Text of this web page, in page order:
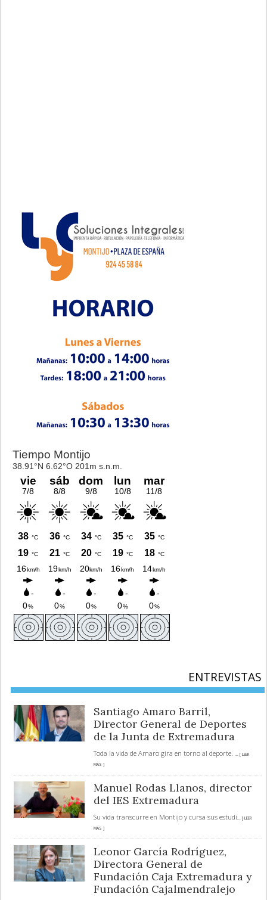
ENTREVISTAS
Santiago Amaro Barril,
Director General de Deportes
de la Junta de Extremadura
Toda la vida de Amaro gira en torno al deporte.
... [ LEER
MÁS ]
Manuel Rodas Llanos, director
del IES Extremadura
Su vida transcurre en Montijo y cursa sus estudi... [ LEER
MÁS ]
Leonor García Rodríguez,
Directora General de
Fundación Caja Extremadura y
Fundación Cajalmendralejo